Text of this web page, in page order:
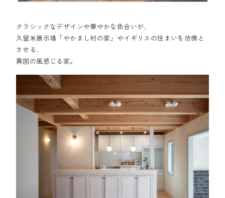
クラシックなデザインや華やかな色合いが、
久留米展示場「やかまし村の家」やイギリスの住まいを彷彿と
させる、
異国の風感じる家。